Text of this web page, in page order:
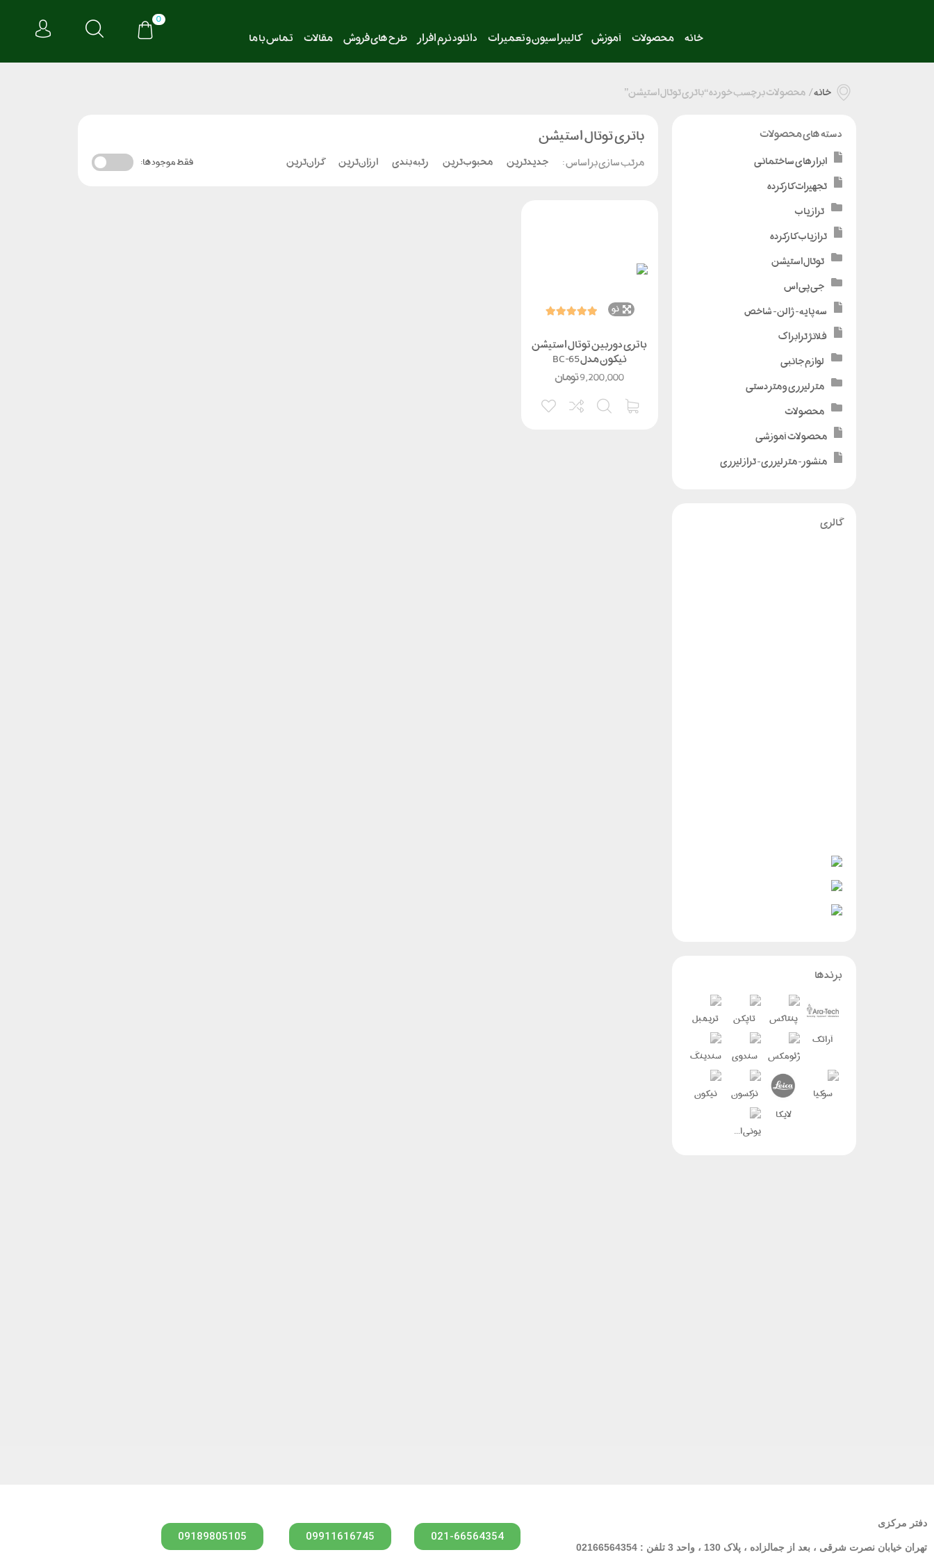
خانه محصولات آموزش کالیبراسیون و تعمیرات دانلود نرم افزار طرح های فروش مقالات تماس با ما
0
خانه/ محصولات برچسب خورده “باتری توتال استیشن”
باتری توتال استیشن
مرتب سازی بر اساس : جدیدترین محبوب‌ترین رتبه بندی ارزان‌ترین گران‌ترین فقط موجود ها:
نو
باتری دوربین توتال استیشن
نیکون مدل BC-65
تومان9,200,000
دسته های محصولات
ابزارهای ساختمانی
تجهیزات کارکرده
تراز یاب
ترازیاب کارکرده
توتال استیشن
جی پی اس
سه پایه - ژالن - شاخص
فلانژ ترابراک
لوازم جانبی
متر لیزری و متر دستی
محصولات
محصولات آموزشی
منشور - متر لیزری - تراز لیزری
گالری
برندها
آراتک
پنتاکس تاپکن تریمبل
ژئومکس سندوی سندینگ
سوکیا
لایکا
نرکسون نیکون
یونی استرانگ
دفتر مرکزی
تهران خیابان نصرت شرقی ، بعد از جمالزاده ، پلاک 130 ، واحد 3 تلفن : 02166564354
021-66564354
09911616745
09189805105